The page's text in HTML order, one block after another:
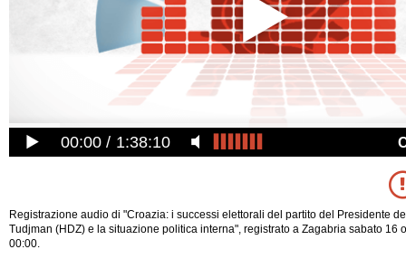
00:00 1:38:10
Registrazione audio di "Croazia: i successi elettorali del partito del Presidente
Tudjman (HDZ) e la situazione politica interna", registrato a Zagabria sabato 16
00:00.